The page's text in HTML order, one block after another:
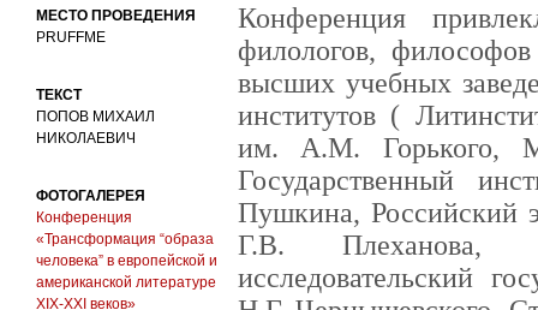
МЕСТО ПРОВЕДЕНИЯ
PRUFFME
ТЕКСТ
ПОПОВ МИХАИЛ
НИКОЛАЕВИЧ
ФОТОГАЛЕРЕЯ
Конференция
«Трансформация “образа
человека” в европейской и
американской литературе
XIX-XXI веков»
Конференция
филологов,
высших учебных
институтов (
им. А.М. Горького,
Государственный
Пушкина, Российский
Г.В. Плеханова,
исследовательский